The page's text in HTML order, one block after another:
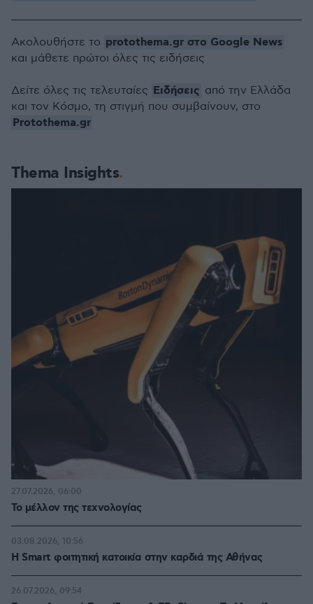
Thema Insights
Το μέλλον της τεχνολογίας
27.07.2026, 06:00
Η Smart φοιτητική κατοικία στην καρδιά της Αθήνας
03.08.2026, 10:56
26.07.2026, 09:54
Ακολουθήστε το protothema.gr στο Google News
και μάθετε πρώτοι όλες τις ειδήσεις
Δείτε όλες τις τελευταίες Ειδήσεις από την Ελλάδα
και τον Κόσμο, τη στιγμή που συμβαίνουν, στο
Protothema.gr